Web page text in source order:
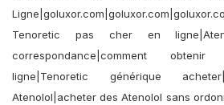
Tenoretic pas cher en
correspondance|comment
ligne|Tenoretic générique
Atenolol|acheter des Atenolol sans